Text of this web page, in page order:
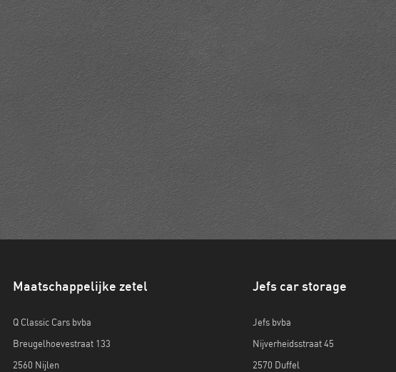
Maatschappelijke zetel
Q Classic Cars bvba
Breugelhoevestraat 133
2560 Nijlen
Jefs car storage
Jefs bvba
Nijverheidsstraat 45
2570 Duffel